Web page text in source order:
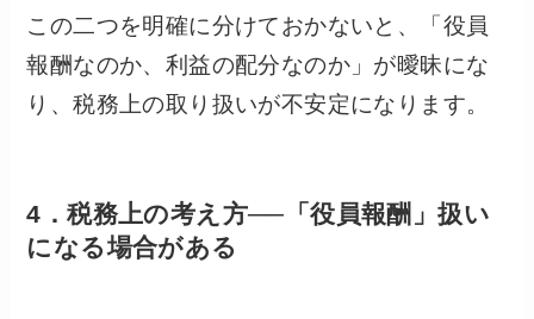
この二つを明確に分けておかないと、「役員
報酬なのか、利益の配分なのか」が曖昧にな
り、税務上の取り扱いが不安定になります。
4．税務上の考え方──「役員報酬」扱い
になる場合がある